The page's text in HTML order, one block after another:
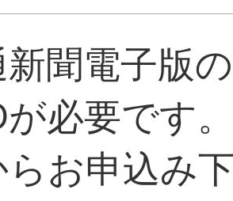
聞電子版
が必要です
お申込み